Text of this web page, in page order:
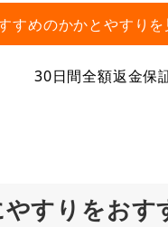
すめのかかとやすりを
30日間全額返金保
すりをおす